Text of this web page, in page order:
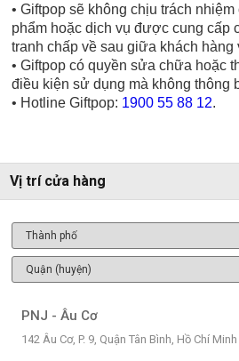
• Giftpop sẽ không chịu trách
phẩm hoặc dịch vụ được cung cấp
tranh chấp về sau giữa khách hàng
• Giftpop có quyền sửa chữa hoặc
điều kiện sử dụng mà không thông
• Hotline Giftpop: 1900 55 88 12.
Vị trí cửa hàng
PNJ - Âu Cơ
142 Âu Cơ, P. 9, Quận Tân Bình, Hồ Chí Minh